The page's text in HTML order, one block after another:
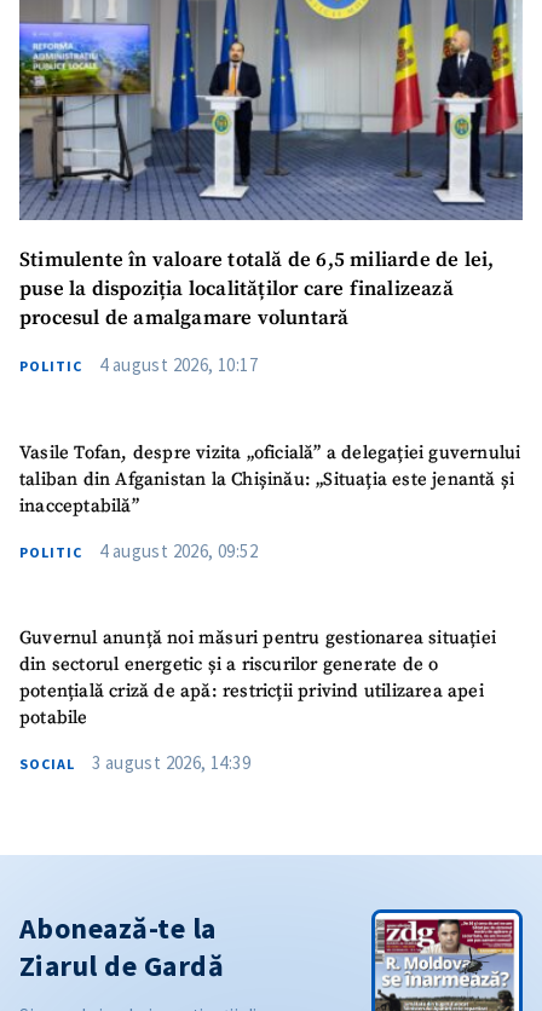
Stimulente în valoare totală de 6,5 miliarde de lei,
puse la dispoziția localităților care finalizează
procesul de amalgamare voluntară
POLITIC 4 august 2026, 10:17
Vasile Tofan, despre vizita „oficială” a delegației guvernului
taliban din Afganistan la Chișinău: „Situația este jenantă și
inacceptabilă”
POLITIC 4 august 2026, 09:52
Guvernul anunță noi măsuri pentru gestionarea situației
din sectorul energetic și a riscurilor generate de o
potențială criză de apă: restricții privind utilizarea apei
potabile
SOCIAL 3 august 2026, 14:39
Abonează-te la
Ziarul de Gardă